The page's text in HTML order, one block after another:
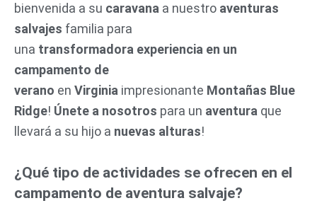
bienvenida a su caravana a nuestro aventuras
salvajes familia para
una transformadora experiencia en un
campamento de
verano en Virginia impresionante Montañas Blue
Ridge! Únete a nosotros para un aventura que
llevará a su hijo a nuevas alturas!
¿Qué tipo de actividades se ofrecen en el
campamento de aventura salvaje?